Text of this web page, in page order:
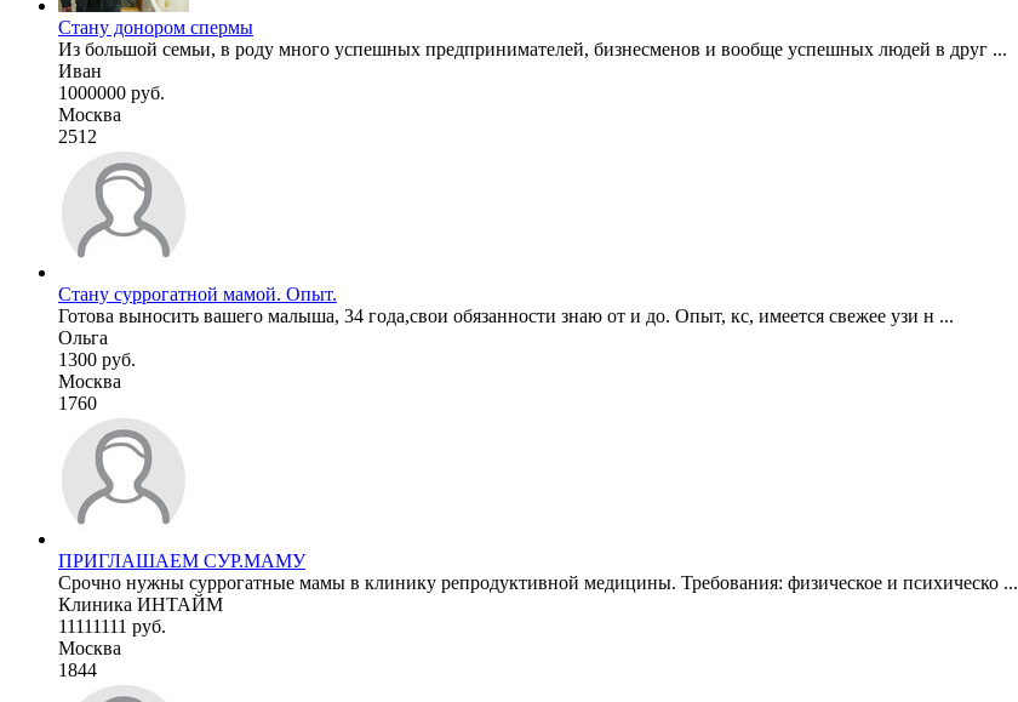
Стану донором спермы
Из большой семьи, в роду много успешных предпринимателей, бизнесменов и вообще успешных людей в друг ...
Иван
1000000 руб.
Москва
2512
Стану суррогатной мамой. Опыт.
Готова выносить вашего малыша, 34 года,свои обязанности знаю от и до. Опыт, кс, имеется свежее узи н ...
Ольга
1300 руб.
Москва
1760
ПРИГЛАШАЕМ СУР.МАМУ
Срочно нужны суррогатные мамы в клинику репродуктивной медицины. Требования: физическое и психическо ...
Клиника ИНТАЙМ
11111111 руб.
Москва
1844